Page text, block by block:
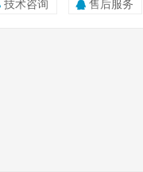
技术咨询 售后服务